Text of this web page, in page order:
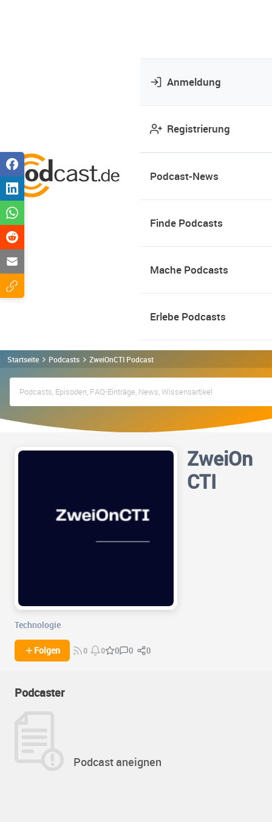
Anmeldung
Registrierung
Podcast-News
Finde Podcasts
Mache Podcasts
Erlebe Podcasts
Startseite Podcasts ZweiOnCTI Podcast
ZweiOn
CTI
Technologie
Folgen 0 0 0 0 0
Podcaster
Podcast aneignen